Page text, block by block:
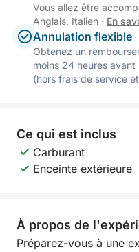
Vous allez être
Anglais, Italien · En
Annulation flexible
Obtenez un
moins 24 heures
(hors frais de service
Ce qui est inclus
Carburant
Enceinte extérieure
À propos de
Préparez-vous à une